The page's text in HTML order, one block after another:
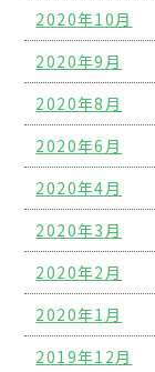
2020年10月
2020年9月
2020年8月
2020年6月
2020年4月
2020年3月
2020年2月
2020年1月
2019年12月